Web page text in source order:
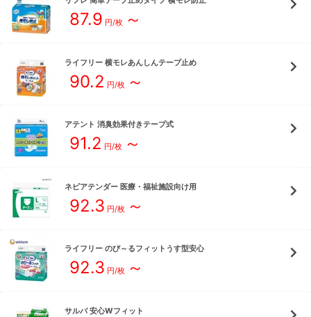
87.9 円/枚 ～
ライフリー 横モレあんしんテープ止め
90.2 円/枚 ～
アテント 消臭効果付きテープ式
91.2 円/枚 ～
ネピアテンダー 医療・福祉施設向け用
92.3 円/枚 ～
ライフリー のび～るフィットうす型安心
92.3 円/枚 ～
サルバ 安心Wフィット